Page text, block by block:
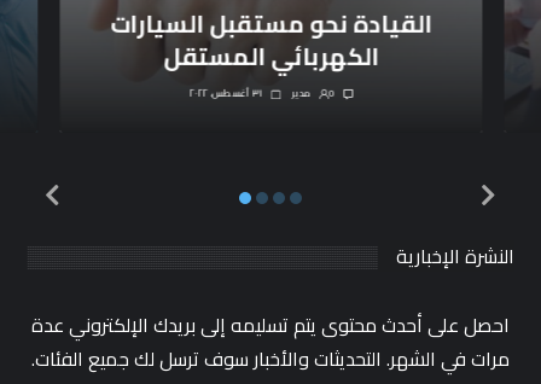
القيادة نحو مستقبل السيارات
الكهربائي المستقل
٣١ أغسطس، ٢٠٢٢ مدیر 0
النشرة الإخبارية
احصل على أحدث محتوى يتم تسليمه إلى بريدك الإلكتروني عدة
مرات في الشهر. التحديثات والأخبار سوف ترسل لك جميع الفئات.